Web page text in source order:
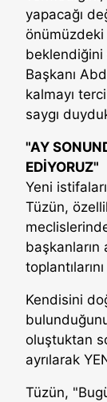
yapacağı
önümüzdeki
beklendiğini
Başkanı
kalmayı
saygı
"AY
EDİYORUZ"
Yeni
Tüzün,
başkanların
Kendisini
oluştuktan
ayrılarak
Tüzün,